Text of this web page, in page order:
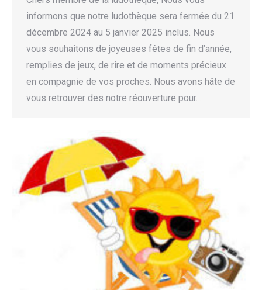
informons que notre ludothèque sera fermée du 21
décembre 2024 au 5 janvier 2025 inclus. Nous
vous souhaitons de joyeuses fêtes de fin d’année,
remplies de jeux, de rire et de moments précieux
en compagnie de vos proches. Nous avons hâte de
vous retrouver des notre réouverture pour…